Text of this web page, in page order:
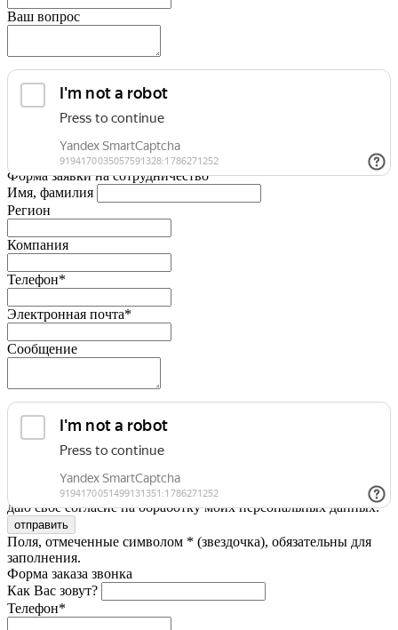
Ваш вопрос
Форма заявки на сотрудничество
Имя, фамилия
Регион
Компания
Телефон*
Электронная почта*
Сообщение
Я принимаю условияПолитики конфиденциальности
даю свое согласие на обработку моих персональных данных.
Поля, отмеченные символом * (звездочка), обязательны для
заполнения.
Форма заказа звонка
Как Вас зовут?
Телефон*